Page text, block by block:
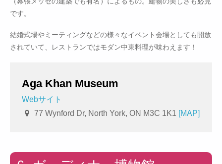
です。
結婚式場やミーティングなどの様々なイベント会場としても開放
されていて、レストランではモダン中東料理が味わえます！
Aga Khan Museum
Webサイト
77 Wynford Dr, North York, ON M3C 1K1 [MAP]